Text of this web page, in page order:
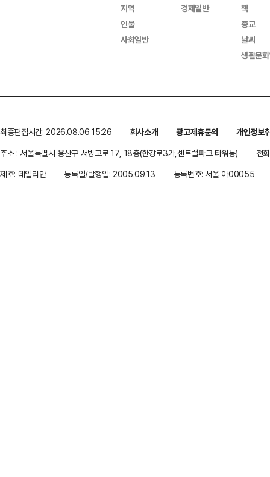
지역
인물
사회일반
경제일반
책
종교
날씨
생활문
최종편집시간: 2026.08.06 15:26 회사소개 광고제휴문의
개인정보
주소 : 서울특별시 용산구 서빙고로 17, 18층(한강로3가,센트럴파크 타워동)
전
제호: 데일리안
등록일/발행일: 2005.09.13 등록번호: 서울 아00055